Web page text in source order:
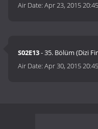
Air Date:Apr 23, 2015 20:45
S02E13- 35. Bölüm (Dizi
Air Date:Apr 30, 2015 20:45